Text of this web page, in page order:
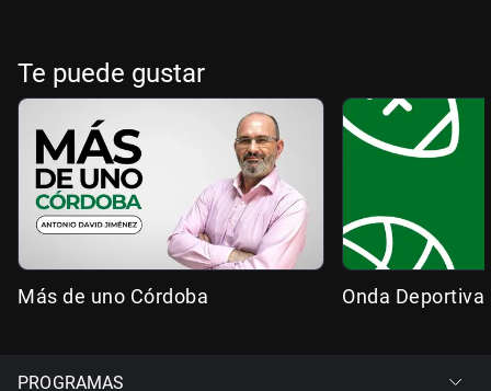
Te puede gustar
Más de uno Córdoba Onda Deportiva
PROGRAMAS